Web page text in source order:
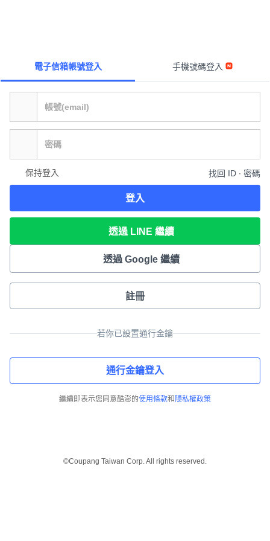
電子信箱帳號登入 手機號碼登入
保持登入 找回 ID ∙ 密碼
登入
透過 LINE 繼續
透過 Google 繼續
註冊
若你已設置通行金鑰
通行金鑰登入
繼續即表示您同意酷澎的使用條款和 隱私權政策
©Coupang Taiwan Corp. All rights reserved.